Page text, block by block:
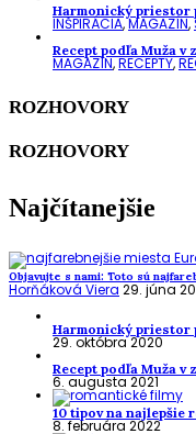
Harmonický priestor
INŠPIRÁCIA,MAGAZÍN,
Recept podľa Muža v
MAGAZÍN,RECEPTY,
ROZHOVORY
ROZHOVORY
Najčítanejšie
Objavujte s nami: Toto sú
Horňáková Viera 29. júna
Harmonický priestor
29. októbra 2020
Recept podľa Muža v
6. augusta 2021
10 tipov na najlepšie
8. februára 2022